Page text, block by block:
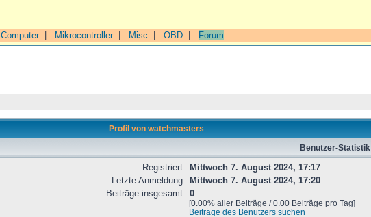
Computer| Mikrocontroller| Misc OBD Forum
Profil von watchmasters
Benutzer-Statistik
Registriert:
Mittwoch 7. August 2024, 17:17
Letzte Anmeldung:
Mittwoch 7. August 2024, 17:20
Beiträge insgesamt: 0
[0.00% aller Beiträge / 0.00 Beiträge pro Tag]
Beiträge des Benutzers suchen